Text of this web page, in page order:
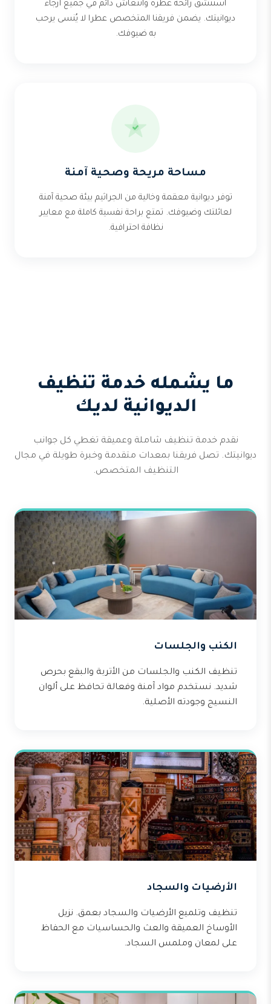
استنشق رائحة عطرة وانتعاش دائم في جميع أرجاء
ديوانيتك. يضمن فريقنا المتخصص عطرا لا يُنسى يرحب
به ضيوفك.
مساحة مريحة وصحية آمنة
توفر ديوانية معقمة وخالية من الجراثيم بيئة صحية آمنة
لعائلتك وضيوفك. تمتع براحة نفسية كاملة مع معايير
نظافة احترافية.
ما يشمله خدمة تنظيف
الديوانية لديك
نقدم خدمة تنظيف شاملة وعميقة تغطي كل جوانب
ديوانيتك. تصل فريقنا بمعدات متقدمة وخبرة طويلة في مجال
التنظيف المتخصص.
الكنب والجلسات
تنظيف الكنب والجلسات من الأتربة والبقع بحرص
شديد. نستخدم مواد آمنة وفعالة تحافظ على ألوان
النسيج وجودته الأصلية.
الأرضيات والسجاد
تنظيف وتلميع الأرضيات والسجاد بعمق. نزيل
الأوساخ العميقة والعث والحساسيات مع الحفاظ
على لمعان وملمس السجاد.